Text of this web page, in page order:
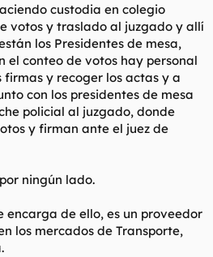
custodia en colegio
votos y traslado al juzgado y allí
los Presidentes de mesa,
el conteo de votos hay personal
firmas y recoger los actas y a
con los presidentes de mesa
policial al juzgado, donde
y firman ante el juez de
ningún lado.
encarga de ello, es un proveedor
los mercados de Transporte,